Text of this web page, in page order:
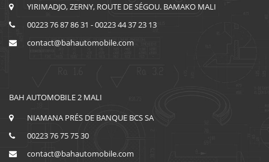
YIRIMADJO, ZERNY, ROUTE DE SÉGOU. BAMAKO MALI
00223 76 87 86 31 - 00223 44 37 23 13
contact@bahautomobile.com
BAH AUTOMOBILE 2 MALI
NIAMANA PRÉS DE BANQUE BCS SA
00223 76 75 75 30
contact@bahautomobile.com